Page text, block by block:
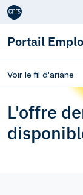
Aller au contenu
Portail
Voir le fil d'ariane
L'offre